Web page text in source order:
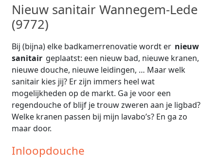
Nieuw sanitair Wannegem-Lede
(9772)
Bij (bijna) elke badkamerrenovatie wordt er nieuw
sanitair geplaatst: een nieuw bad, nieuwe kranen,
nieuwe douche, nieuwe leidingen, … Maar welk
sanitair kies jij? Er zijn immers heel wat
mogelijkheden op de markt. Ga je voor een
regendouche of blijf je trouw zweren aan je ligbad?
Welke kranen passen bij mijn lavabo’s? En ga zo
maar door.
Inloopdouche